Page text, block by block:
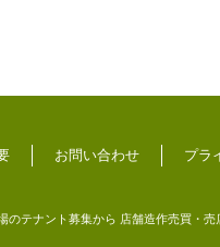
お問い合わせ プラ
ナント募集から 店舗造作売買・売